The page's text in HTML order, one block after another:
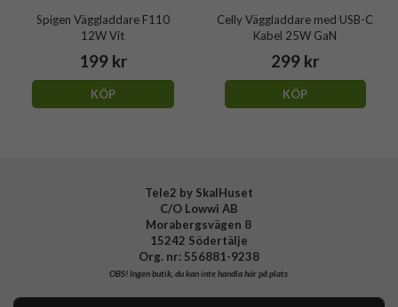
Spigen Väggladdare F110
12W Vit
199 kr
KÖP
Celly Väggladdare med USB-C
Kabel 25W GaN
299 kr
KÖP
Tele2 by SkalHuset
C/O Lowwi AB
Morabergsvägen 8
15242 Södertälje
Org. nr: 556881-9238
OBS!Ingen butik, du kan inte handla här på plats